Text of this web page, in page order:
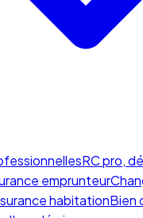
RC pro,
emprunteur
habitationBien